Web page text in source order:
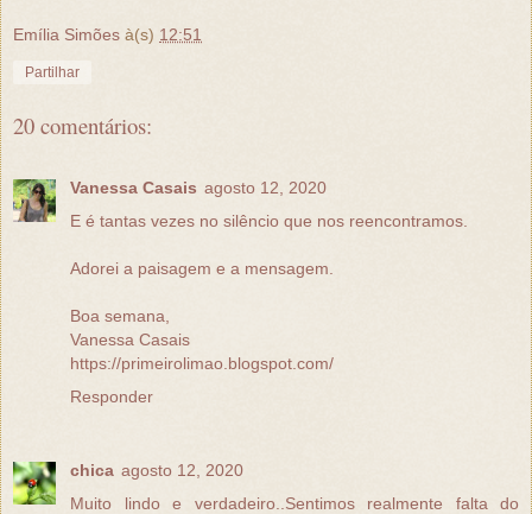
Emília Simões à(s) 12:51
Partilhar
20 comentários:
Vanessa Casais agosto 12, 2020
E é tantas vezes no silêncio que nos reencontramos.
Adorei a paisagem e a mensagem.
Boa semana,
Vanessa Casais
https://primeirolimao.blogspot.com/
Responder
chica agosto 12, 2020
Muito lindo e verdadeiro..Sentimos realmente falta do